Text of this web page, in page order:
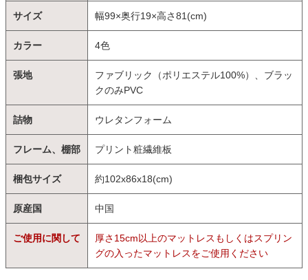
サイズ 幅99×奥行19×高さ81(cm)
カラー 4色
張地
ファブリック（ポリエステル100%）、ブラッ
クのみPVC
詰物 ウレタンフォーム
フレーム、棚部 プリント粧繊維板
梱包サイズ 約102x86x18(cm)
原産国 中国
ご使用に関して
厚さ15cm以上のマットレスもしくはスプリン
グの入ったマットレスをご使用ください